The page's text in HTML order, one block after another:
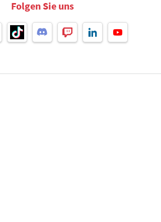
Folgen Sie uns